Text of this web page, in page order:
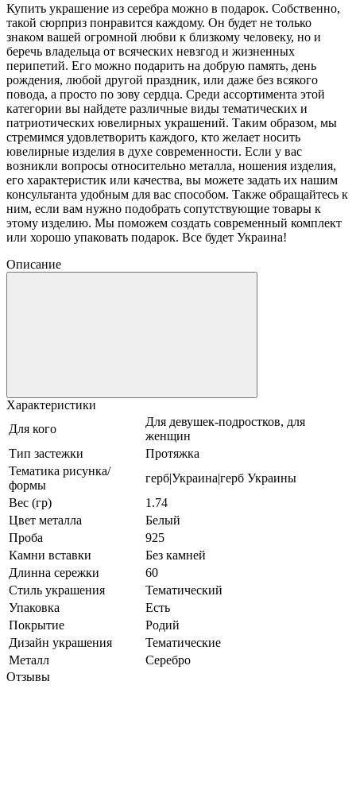
Купить украшение из серебра можно в подарок. Собственно,
такой сюрприз понравится каждому. Он будет не только
знаком вашей огромной любви к близкому человеку, но и
беречь владельца от всяческих невзгод и жизненных
перипетий. Его можно подарить на добрую память, день
рождения, любой другой праздник, или даже без всякого
повода, а просто по зову сердца. Среди ассортимента этой
категории вы найдете различные виды тематических и
патриотических ювелирных украшений. Таким образом, мы
стремимся удовлетворить каждого, кто желает носить
ювелирные изделия в духе современности. Если у вас
возникли вопросы относительно металла, ношения изделия,
его характеристик или качества, вы можете задать их нашим
консультанта удобным для вас способом. Также обращайтесь к
ним, если вам нужно подобрать сопутствующие товары к
этому изделию. Мы поможем создать современный комплект
или хорошо упаковать подарок. Все будет Украина!
Описание
Характеристики
Для кого
Для девушек-подростков, для
женщин
Тип застежки
Протяжка
Тематика рисунка/
формы
герб|Украина|герб Украины
Вес (гр)
1.74
Цвет металла
Белый
Проба
925
Камни вставки
Без камней
Длинна сережки
60
Стиль украшения
Тематический
Упаковка
Есть
Покрытие
Родий
Дизайн украшения
Тематические
Металл
Серебро
Отзывы